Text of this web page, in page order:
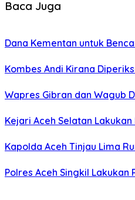
Baca Juga
Dana Kementan untuk
Kombes Andi Kirana
Wapres Gibran dan Wagub
Kejari Aceh Selatan
Kapolda Aceh Tinjau Lima
Polres Aceh Singkil Lakukan